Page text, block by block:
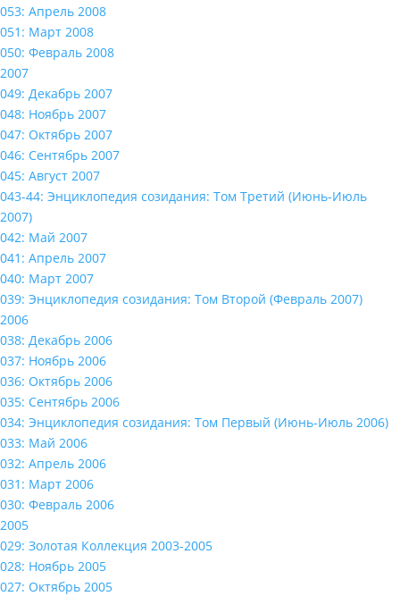
053: Апрель 2008
051: Март 2008
050: Февраль 2008
2007
049: Декабрь 2007
048: Ноябрь 2007
047: Октябрь 2007
046: Сентябрь 2007
045: Август 2007
043-44: Энциклопедия созидания: Том Третий (Июнь-Июль
2007)
042: Май 2007
041: Апрель 2007
040: Март 2007
039: Энциклопедия созидания: Том Второй (Февраль 2007)
2006
038: Декабрь 2006
037: Ноябрь 2006
036: Октябрь 2006
035: Сентябрь 2006
034: Энциклопедия созидания: Том Первый (Июнь-Июль 2006)
033: Май 2006
032: Апрель 2006
031: Март 2006
030: Февраль 2006
2005
029: Золотая Коллекция 2003-2005
028: Ноябрь 2005
027: Октябрь 2005